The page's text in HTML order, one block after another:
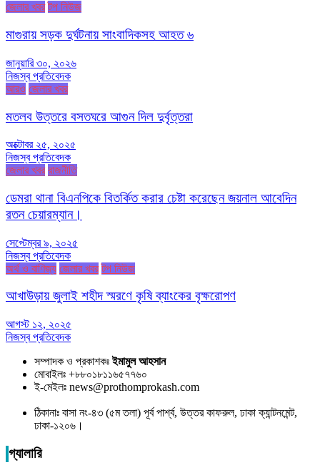
জেলার খবর টপ নিউজ
মাগুরায় সড়ক দুর্ঘটনায় সাংবাদিকসহ আহত ৬
জানুয়ারি ৩০, ২০২৬
নিজস্ব প্রতিবেদক
আরও জেলার খবর
মতলব উত্তরে বসতঘরে আগুন দিল দুর্বৃত্তরা
অক্টোবর ২৫, ২০২৫
নিজস্ব প্রতিবেদক
জেলার খবর রাজনীতি
ডেমরা থানা বিএনপিকে বিতর্কিত করার চেষ্টা করেছেন জয়নাল আবেদিন
রতন চেয়ারম্যান।
সেপ্টেম্বর ৯, ২০২৫
নিজস্ব প্রতিবেদক
অর্থ ও বাণিজ্য জেলার খবর টপ নিউজ
আখাউড়ায় জুলাই শহীদ স্মরণে কৃষি ব্যাংকের বৃক্ষরোপণ
আগস্ট ১২, ২০২৫
নিজস্ব প্রতিবেদক
সম্পাদক ও প্রকাশকঃইমামুল আহসান
মোবাইলঃ +৮৮০১৮১১৬৫৭৭৬০
ই-মেইলঃ news@prothomprokash.com
ঠিকানাঃ বাসা নং-৪৩ (৫ম তলা) পূর্ব পার্শ্ব, উত্তর কাফরুল, ঢাকা ক্যান্টনমেন্ট,
ঢাকা-১২০৬।
গ্যালারি